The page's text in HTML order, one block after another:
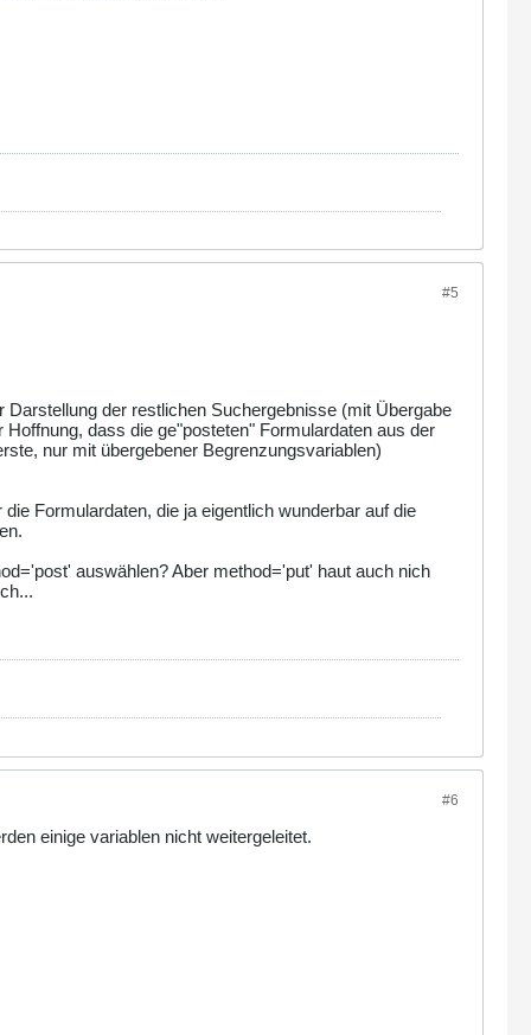
#5
der restlichen Suchergebnisse (mit Übergabe
dass die ge"posteten" Formulardaten aus der
nur mit übergebener Begrenzungsvariablen)
Formulardaten, die ja eigentlich wunderbar auf die
auswählen? Aber method='put' haut auch nich
#6
einige variablen nicht weitergeleitet.